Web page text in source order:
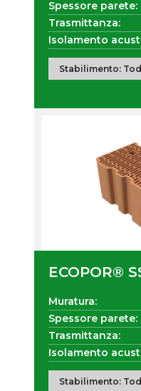
Spessore parete:
Trasmittanza:
Isolamento
Stabilimento:
ECOPOR®
Muratura:
Spessore parete:
Trasmittanza:
Isolamento
Stabilimento: